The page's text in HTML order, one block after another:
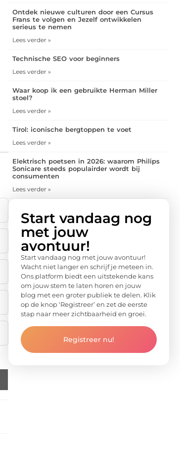
Ontdek nieuwe culturen door een Cursus
Frans te volgen en Jezelf ontwikkelen
serieus te nemen
Lees verder »
Technische SEO voor beginners
Lees verder »
Waar koop ik een gebruikte Herman Miller
stoel?
Lees verder »
Tirol: iconische bergtoppen te voet
Lees verder »
Elektrisch poetsen in 2026: waarom Philips
Sonicare steeds populairder wordt bij
consumenten
Lees verder »
Start vandaag nog
met jouw
avontuur!
Start vandaag nog met jouw avontuur!
Wacht niet langer en schrijf je meteen in.
Ons platform biedt een uitstekende kans
om jouw stem te laten horen en jouw
blog met een groter publiek te delen. Klik
op de knop ‘Registreer’ en zet de eerste
stap naar meer zichtbaarheid en groei.
Registreer nu!